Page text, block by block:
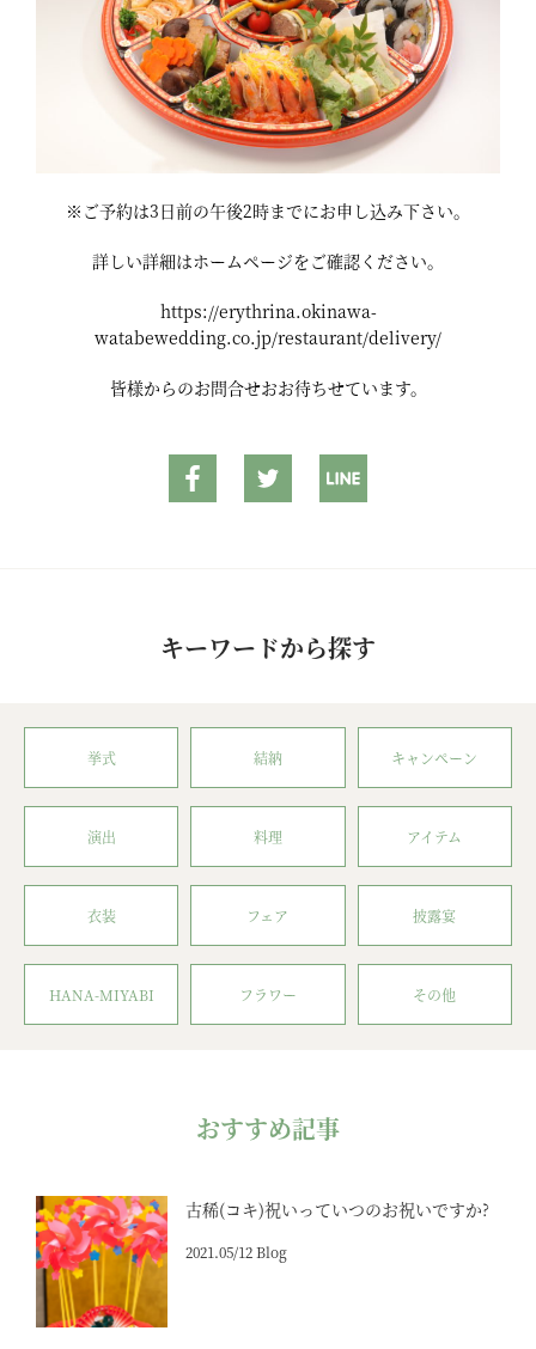
※ご予約は3日前の午後2時までにお申し込み下さい。
詳しい詳細はホームページをご確認ください。
https://erythrina.okinawa-
watabewedding.co.jp/restaurant/delivery/
皆様からのお問合せおお待ちせています。
キーワードから探す
挙式 結納 キャンペーン
演出 料理 アイテム
衣装 フェア 披露宴
HANA-MIYABI フラワー その他
おすすめ記事
古稀(コキ)祝いっていつのお祝いですか?
2021.05/12 Blog